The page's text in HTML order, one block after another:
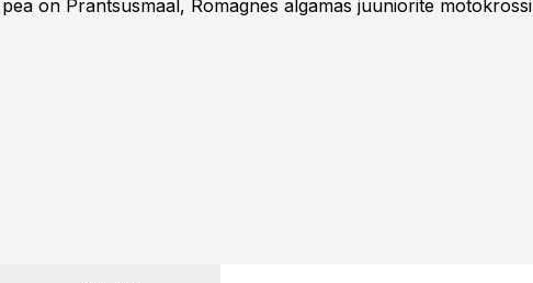
on Prantsusmaal, Romagnes algamas juuniorite motokrossi